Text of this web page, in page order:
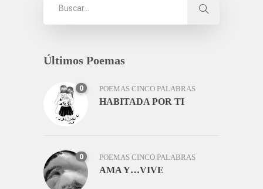
Últimos Poemas
0 POEMAS CINCO PALABRAS
HABITADA POR TI
0 POEMAS CINCO PALABRAS
AMA Y…VIVE